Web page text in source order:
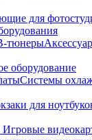
для
тюнеры
оборудование
Системы
для
Игровые